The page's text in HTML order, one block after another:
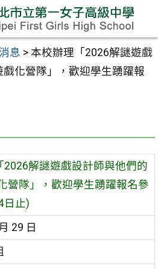
息 > 本校辦理「2026解謎遊戲
化營隊」，歡迎學生踴躍報
2026解謎遊戲設計師與他們的
營隊」，歡迎學生踴躍報名參
日止)
29 日